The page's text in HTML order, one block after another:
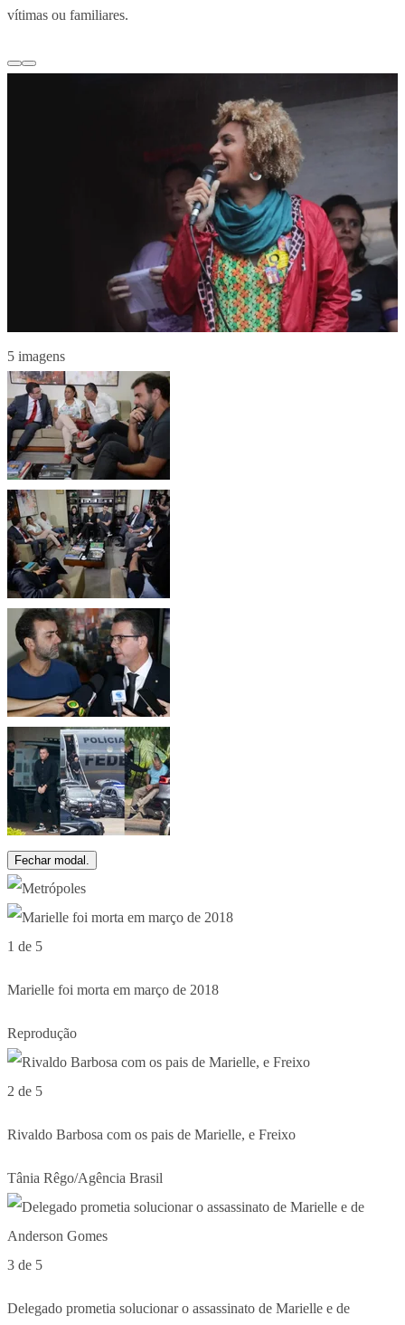
vítimas ou familiares.
5 imagens
Fechar modal.
1 de 5
Marielle foi morta em março de 2018
Reprodução
2 de 5
Rivaldo Barbosa com os pais de Marielle, e Freixo
Tânia Rêgo/Agência Brasil
3 de 5
Delegado prometia solucionar o assassinato de Marielle e de